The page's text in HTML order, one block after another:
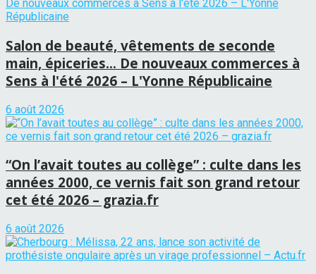
Salon de beauté, vêtements de seconde
main, épiceries… De nouveaux commerces à
Sens à l'été 2026 – L'Yonne Républicaine
6 août 2026
“On l’avait toutes au collège” : culte dans les
années 2000, ce vernis fait son grand retour
cet été 2026 – grazia.fr
6 août 2026